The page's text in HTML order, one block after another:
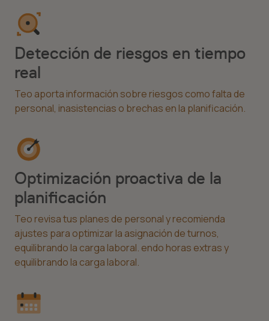
Detección de riesgos en tiempo
real
Teo aporta información sobre riesgos como falta de
personal, inasistencias o brechas en la planificación.
Optimización proactiva de la
planificación
Teo revisa tus planes de personal y recomienda
ajustes para optimizar la asignación de turnos,
equilibrando la carga laboral. endo horas extras y
equilibrando la carga laboral.